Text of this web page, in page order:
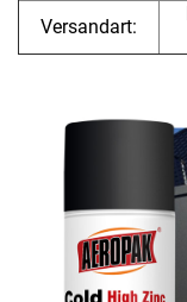
Versandart: